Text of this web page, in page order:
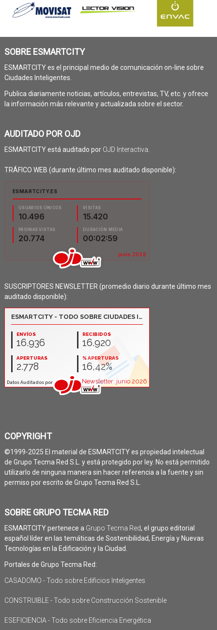
SOBRE ESMARTCITY
ESMARTCITY es el principal medio de comunicación on-line sobre
Ciudades Inteligentes.
Publica diariamente noticias, artículos, entrevistas, TV, etc. y ofrece
la información más relevante y actualizada sobre el sector.
AUDITADO POR OJD
ESMARTCITY está auditado por OJD Interactiva.
TRÁFICO WEB (durante último mes auditado disponible):
SUSCRIPTORES NEWSLETTER (promedio diario durante último mes
auditado disponible):
COPYRIGHT
©1999-2025 El material de ESMARTCITY es propiedad intelectual
de Grupo Tecma Red S.L. y está protegido por ley. No está permitido
utilizarlo de ninguna manera sin hacer referencia a la fuente y sin
permiso por escrito de Grupo Tecma Red S.L.
SOBRE GRUPO TECMA RED
ESMARTCITY pertenece a Grupo Tecma Red, el grupo editorial
español líder en las temáticas de Sostenibilidad, Energía y Nuevas
Tecnologías en la Edificación y la Ciudad.
Portales de Grupo Tecma Red:
CASADOMO - Todo sobre Edificios Inteligentes
CONSTRUIBLE - Todo sobre Construcción Sostenible
ESEFICIENCIA - Todo sobre Eficiencia Energética